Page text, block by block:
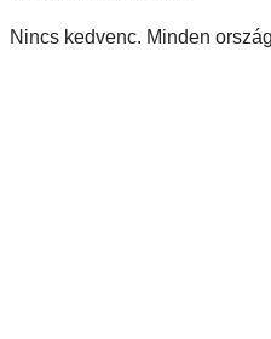
Nincs kedvenc. Minden